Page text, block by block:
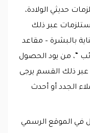
حديثي الولادة،
عبر ذلك
بالبشرة – مقاعد
“، من يود الحصول
ذلك القسم يرجى
الجدد أو أحدث
الموقع الرسمي